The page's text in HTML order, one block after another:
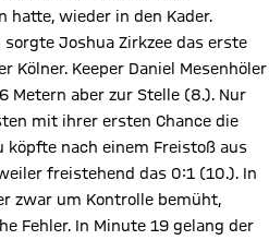
hatte, wieder in den Kader.
Joshua Zirkzee das erste
Kölner. Keeper Daniel Mesenhöler
Metern aber zur Stelle (8.). Nur
mit ihrer ersten Chance die
köpfte nach einem Freistoß aus
freistehend das 0:1 (10.). In
zwar um Kontrolle bemüht,
Fehler. In Minute 19 gelang der